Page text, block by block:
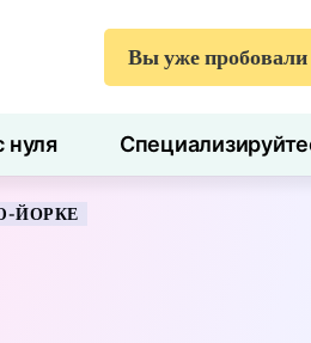
Вы уже
нуля
ЙОРКЕ